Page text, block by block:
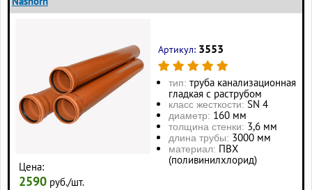
Цена:
2590 руб./шт.
Артикул: 3553
тип: труба канализационная
гладкая с раструбом
класс жесткости: SN 4
диаметр: 160 мм
толщина стенки: 3,6 мм
длина трубы: 3000 мм
материал: ПВХ
(поливинилхлорид)